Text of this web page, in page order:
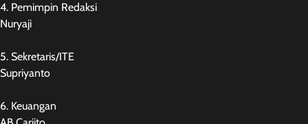
4. Pemimpin Redaksi
Nuryaji
5. Sekretaris/ITE
Supriyanto
6. Keuangan